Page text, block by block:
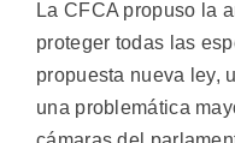
La CFCA propuso la
proteger todas las
propuesta nueva ley,
una problemática